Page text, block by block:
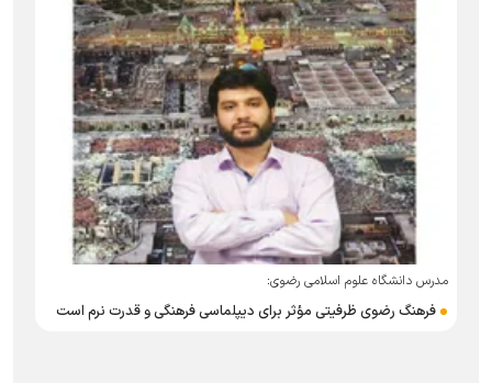
مدرس دانشگاه علوم اسلامی رضوی:
فرهنگ رضوی ظرفیتی مؤثر برای دیپلماسی فرهنگی و قدرت نرم است